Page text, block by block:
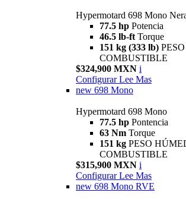
Hypermotard 698 Mono
77.5 hp Potencia
46.5 lb-ft Torque
151 kg (333 lb)
COMBUSTIBLE
$324,900 MXN i
Configurar Lee Mas
new 698 Mono
Hypermotard 698 Mono
77.5 hp Pontencia
63 Nm Torque
151 kg PESO
COMBUSTIBLE
$315,900 MXN i
Configurar Lee Mas
new 698 Mono RVE